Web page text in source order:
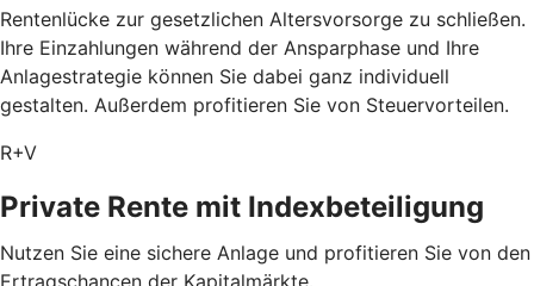
Rentenlücke zur gesetzlichen Altersvorsorge zu schließen.
Ihre Einzahlungen während der Ansparphase und Ihre
Anlagestrategie können Sie dabei ganz individuell
gestalten. Außerdem profitieren Sie von Steuervorteilen.
R+V
Private Rente mit Index­beteiligung
Nutzen Sie eine sichere Anlage und profitieren Sie von den